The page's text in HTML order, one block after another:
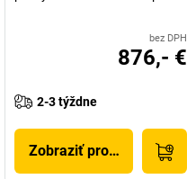
bez DPH
876,- €
2-3 týždne
Zobraziť produkt